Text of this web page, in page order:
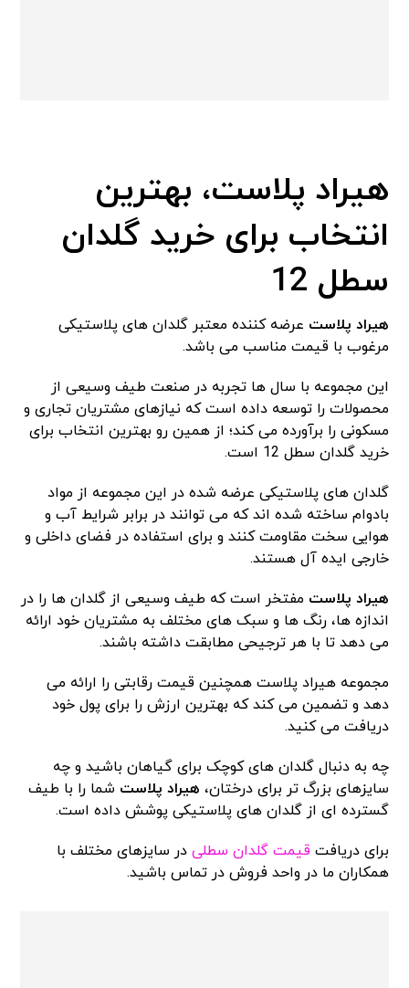
هیراد پلاست، بهترین
انتخاب برای خرید گلدان
سطل 12
هیراد پلاست عرضه کننده معتبر گلدان های پلاستیکی
مرغوب با قیمت مناسب می باشد.
این مجموعه با سال ها تجربه در صنعت طیف وسیعی از
محصولات را توسعه داده است که نیازهای مشتریان تجاری و
مسکونی را برآورده می کند؛ از همین رو بهترین انتخاب برای
خرید گلدان سطل 12 است.
گلدان های پلاستیکی عرضه شده در این مجموعه از مواد
بادوام ساخته شده‌ اند که می‌ توانند در برابر شرایط آب و
هوایی سخت مقاومت کنند و برای استفاده در فضای داخلی و
خارجی ایده‌ آل هستند.
هیراد پلاست مفتخر است که طیف وسیعی از گلدان ها را در
اندازه‌ ها، رنگ ها و سبک های مختلف به مشتریان خود ارائه
می‌ دهد تا با هر ترجیحی مطابقت داشته باشند.
مجموعه هیراد پلاست همچنین قیمت رقابتی را ارائه می
دهد و تضمین می کند که بهترین ارزش را برای پول خود
دریافت می کنید.
چه به دنبال گلدان های کوچک برای گیاهان باشید و چه
سایزهای بزرگ تر برای درختان، هیراد پلاست شما را با طیف
گسترده ای از گلدان های پلاستیکی پوشش داده است.
برای دریافت قیمت گلدان سطلی در سایزهای مختلف با
همکاران ما در واحد فروش در تماس باشید.